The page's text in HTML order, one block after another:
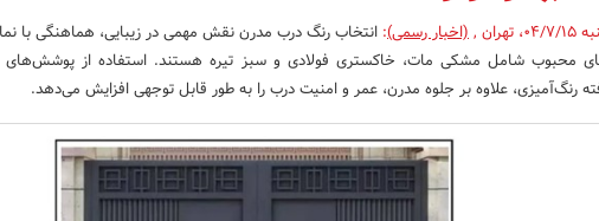
15 ، تهران ,(اخبار رسمی): انتخاب رنگ درب مدرن نقش مهمی در زیبایی، هماهنگی با نما
محبوب شامل مشکی مات، خاکستری فولادی و سبز تیره هستند. استفاده از پوشش‌های
رنگ‌آمیزی، علاوه بر جلوه مدرن، عمر و امنیت درب را به طور قابل توجهی افزایش می‌دهد.